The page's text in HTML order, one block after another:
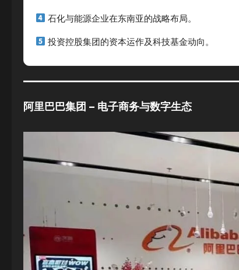
石化与能源企业在东南亚的战略布局。
投资控股集团的资本运作及科技基金动向。
阿里巴巴集团 – 电子商务与数字生态